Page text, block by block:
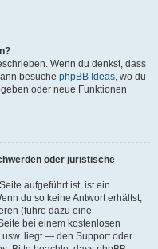
Wenn du denkst, dass
besuche phpBB Ideas , wo du
oder neue Funktionen
oder juristische
aufgeführt ist, ist ein
du so keine Antwort erhältst,
(führe dazu eine
bei einem kostenlosen
usw. liegt — den Support oder